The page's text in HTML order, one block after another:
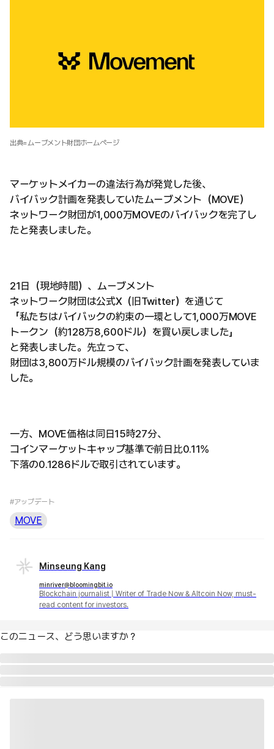
出典=ムーブメント財団ホームページ
マーケットメイカーの違法行為が発覚した後、
バイバック計画を発表していたムーブメント（MOVE）
ネットワーク財団が1,000万MOVEのバイバックを完了し
たと発表しました。
21日（現地時間）、ムーブメント
ネットワーク財団は公式X（旧Twitter）を通じて
「私たちはバイバックの約束の一環として1,000万MOVE
トークン（約128万8,600ドル）を買い戻しました」
と発表しました。先立って、
財団は3,800万ドル規模のバイバック計画を発表していま
した。
一方、MOVE価格は同日15時27分、
コインマーケットキャップ基準で前日比0.11%
下落の0.1286ドルで取引されています。
#アップデート
MOVE
Minseung Kang
minriver@bloomingbit.io
Blockchain journalist | Writer of Trade Now & Altcoin Now, must-
read content for investors.
このニュース、どう思いますか？